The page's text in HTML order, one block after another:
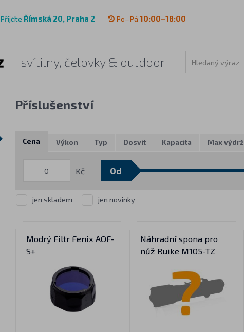
Přijďte Římská 20, Praha 2 Po–Pá 10:00–18:00
svítilny, čelovky & outdoor
Příslušenství
Cena Výkon Typ Dosvit Kapacita Max výdrž
Kč
jen skladem jen novinky
Modrý Filtr Fenix AOF-
S+
Náhradní spona pro
nůž Ruike M105-TZ